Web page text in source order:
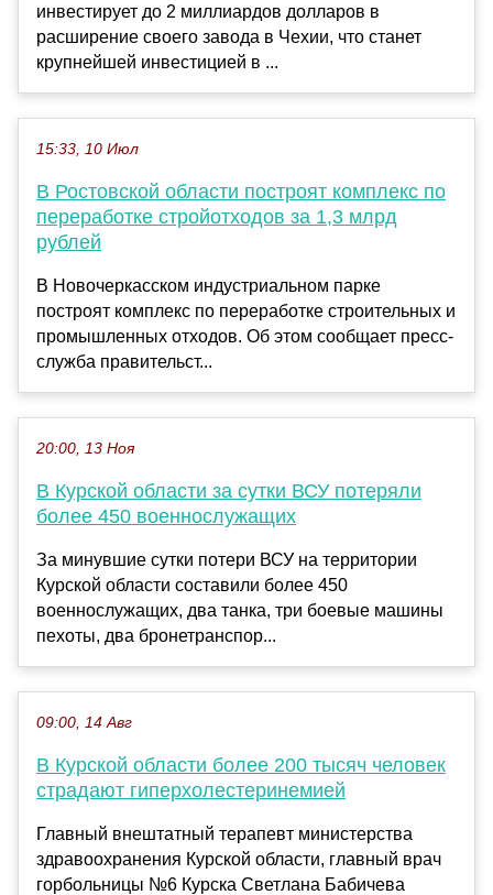
инвестирует до 2 миллиардов долларов в
расширение своего завода в Чехии, что станет
крупнейшей инвестицией в ...
15:33, 10 Июл
В Ростовской области построят комплекс по
переработке стройотходов за 1,3 млрд
рублей
В Новочеркасском индустриальном парке
построят комплекс по переработке строительных и
промышленных отходов. Об этом сообщает пресс-
служба правительст...
20:00, 13 Ноя
В Курской области за сутки ВСУ потеряли
более 450 военнослужащих
За минувшие сутки потери ВСУ на территории
Курской области составили более 450
военнослужащих, два танка, три боевые машины
пехоты, два бронетранспор...
09:00, 14 Авг
В Курской области более 200 тысяч человек
страдают гиперхолестеринемией
Главный внештатный терапевт министерства
здравоохранения Курской области, главный врач
горбольницы №6 Курска Светлана Бабичева